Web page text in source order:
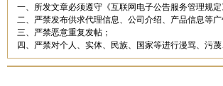
一、所发文章必须遵守《互联网电子公告服务管理规定
二、严禁发布供求代理信息、公司介绍、产品信息等广
三、严禁恶意重复发帖；
四、严禁对个人、实体、民族、国家等进行漫骂、污蔑